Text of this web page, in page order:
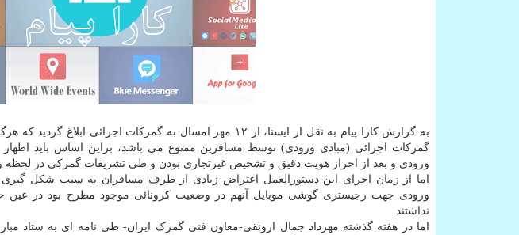
به گزارش کارا پیام به نقل از ایسنا، از ۱۲ مهر امسال به گمرکات اجرائی ابلاغ گردید که هرگونه ثبت غیرحضوری
گمرکات اجرائی (مبادی ورودی) توسط مسافرین ممنوع می باشد، براین اساس باید
ورودی و بعد از احراز هویت دقیق و تشخیص غیرتجاری بودن و طی تشریفات گمرکی در لحظه
اما از زمان اجرای این دستورالعمل اعتراض زیادی از طرف مسافران به سبب شکل
ورودی جهت رجیستری گوشی موبایل آنهم در وضعیت کرونائی موجود مطرح بود در عین
نداشتند.
اما در هفته گذشته مهرداد جمال ارونقی-معاون فنی گمرک ایران- طی نامه ای به ستاد